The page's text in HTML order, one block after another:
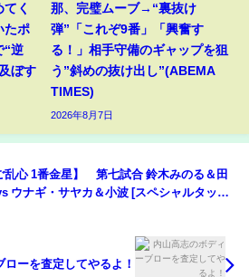
く
たポ
“逆
ぼす
那、完璧ムーブ→“裏抜け
弾”「これぞ9番」「興奮す
る！」相手守備のギャップを狙
う”斜めの抜け出し”(ABEMA
TIMES)
2026年8月7日
乱心 1番金星】 第七試合 鈴木みのる＆田
ウナギ・サヤカ＆小波 [スペシャルタッグ
ーを査定してやるよ！